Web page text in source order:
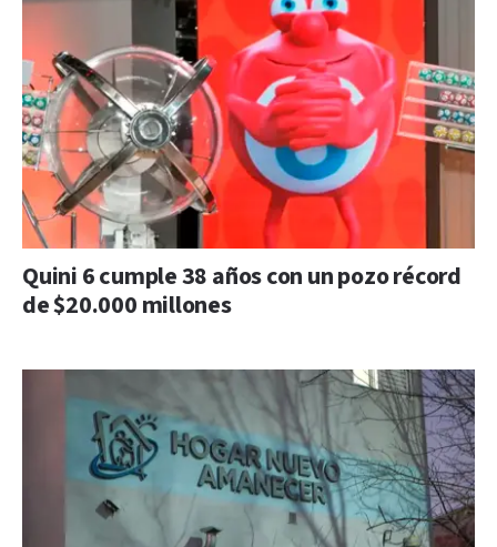
Quini 6 cumple 38 años con un pozo récord
de $20.000 millones